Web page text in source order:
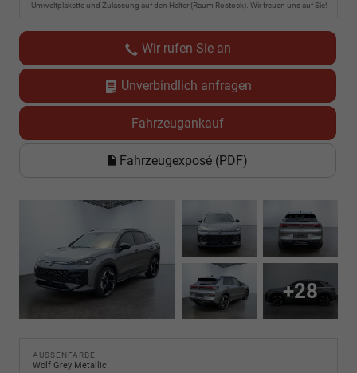
Umweltplakette und Zulassung auf den Halter (Raum Rostock). Wir freuen uns auf Sie!
Wir rufen Sie an
Unverbindlich anfragen
Fahrzeugankauf
Fahrzeugexposé (PDF)
+28
AUSSENFARBE
Wolf Grey Metallic